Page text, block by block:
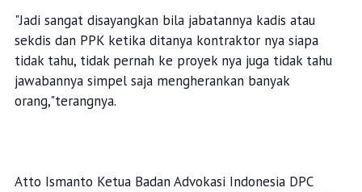
"Jadi sangat disayangkan bila jabatannya kadis atau
sekdis dan PPK ketika ditanya kontraktor nya siapa
tidak tahu, tidak pernah ke proyek nya juga tidak tahu
jawabannya simpel saja mengherankan banyak
orang,"terangnya.
Atto Ismanto Ketua Badan Advokasi Indonesia DPC